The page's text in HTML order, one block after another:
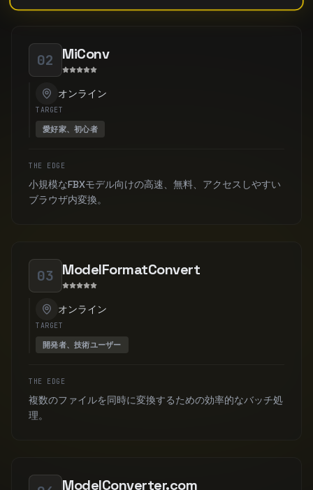
02 MiConv
オンライン
TARGET
愛好家、初心者
THE EDGE
小規模なFBXモデル向けの高速、無料、アクセスしやすい
ブラウザ内変換。
03 ModelFormatConvert
オンライン
TARGET
開発者、技術ユーザー
THE EDGE
複数のファイルを同時に変換するための効率的なバッチ処
理。
ModelConverter.com